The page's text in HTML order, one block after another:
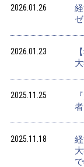
2026.01.26
2026.01.23
2025.11.25
2025.11.18